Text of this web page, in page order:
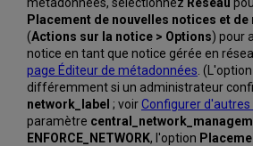
Placement de nouvelles notices et de
(Actions sur la notice > Options) pour
notice en tant que notice gérée en
page Éditeur de métadonnées . (L'option
différemment si un administrateur
network_label ; voirConfigurer
paramètre
ENFORCE_NETWORK, l'option